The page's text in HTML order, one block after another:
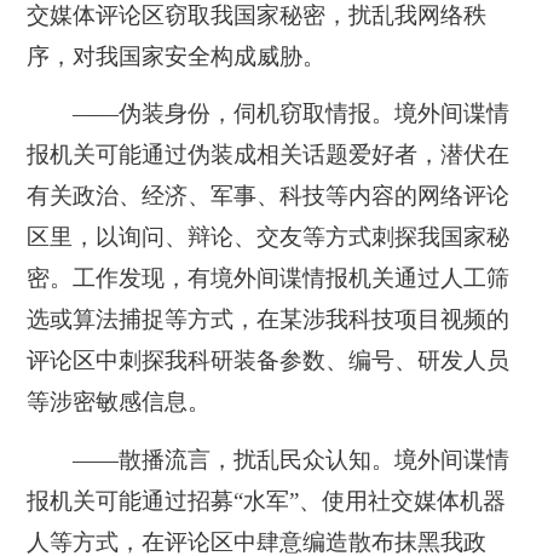
交媒体评论区窃取我国家秘密，扰乱我网络秩
序，对我国家安全构成威胁。
——伪装身份，伺机窃取情报。境外间谍情
报机关可能通过伪装成相关话题爱好者，潜伏在
有关政治、经济、军事、科技等内容的网络评论
区里，以询问、辩论、交友等方式刺探我国家秘
密。工作发现，有境外间谍情报机关通过人工筛
选或算法捕捉等方式，在某涉我科技项目视频的
评论区中刺探我科研装备参数、编号、研发人员
等涉密敏感信息。
——散播流言，扰乱民众认知。境外间谍情
报机关可能通过招募“水军”、使用社交媒体机器
人等方式，在评论区中肆意编造散布抹黑我政